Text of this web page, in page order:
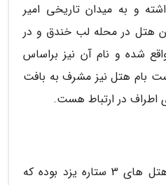
و به میدان تاریخی امیر
هتل در محله لب خندق و در
شده و نام آن نیز براساس
بام هتل نیز مشرف به بافت
اطراف در ارتباط هست.
هتل خاتم یکی از بهترین هتل های 3 ستاره یزد بوده که